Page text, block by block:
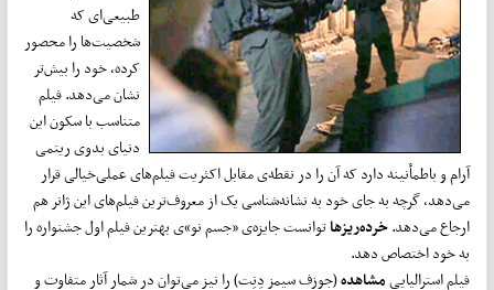
طبیعی‌ای که
شخصیت‌ها را محصور
کرده، خود را بیش‌تر
نشان می‌دهد. فیلم
متناسب با سکون این
دنیای بدوی ریتمی
آرام و باطمأنینه دارد که آن را در نقطه‌ی مقابل اکثریت فیلم‌های عملی‌خیالی قرار
می‌دهد، گرچه به جای خود به نشانه‌شناسی یک از معروف‌ترین فیلم‌های این ژانر هم
ارجاع می‌دهد.خرده‌ریزهاتوانست جایزه‌ی «جسم نو»ی بهترین فیلم اول جشنواره را
به خود اختصاص دهد.
فیلم استرالیاییمشاهده(جوزف سیمز دِنِت) را نیز می‌توان در شمار آثار متفاوت و